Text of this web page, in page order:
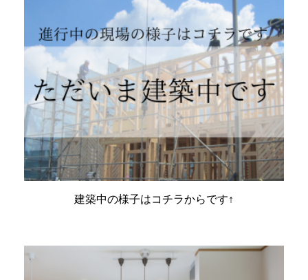
建築中の様子はコチラからです↑